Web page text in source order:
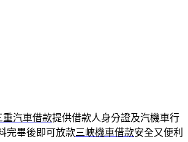
重汽車借款提供借款人身分證及汽機車行
完畢後即可放款三峽機車借款安全又便利